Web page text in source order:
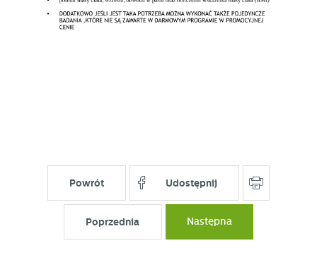
Powrót Udostępnij
Poprzednia Następna